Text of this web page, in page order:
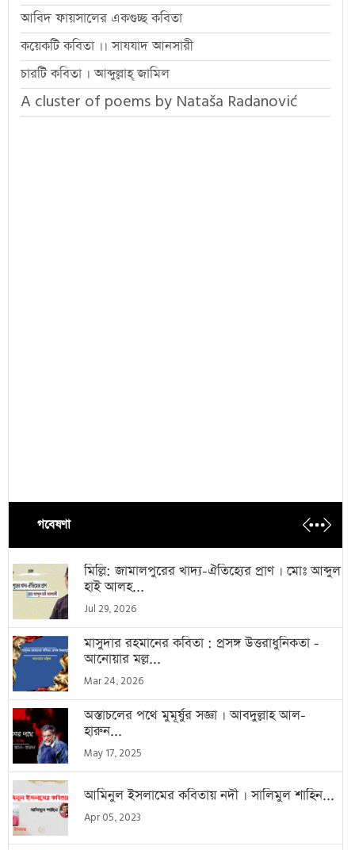
আবিদ ফায়সালের একগুচ্ছ কবিতা
কয়েকটি কবিতা ।। সাযযাদ আনসারী
চারটি কবিতা । আব্দুল্লাহ্ জামিল
A cluster of poems by Nataša Radanović
গবেষণা
মিল্লি: জামালপুরের খাদ্য-ঐতিহ্যের প্রাণ । মোঃ আব্দুল
হাই আলহ...
Jul 29, 2026
মাসুদার রহমানের কবিতা : প্রসঙ্গ উত্তরাধুনিকতা -
আনোয়ার মল্ল...
Mar 24, 2026
অস্তাচলের পথে মুমূর্ষুর সজ্ঞা । আবদুল্লাহ আল-
হারুন...
May 17, 2025
আমিনুল ইসলামের কবিতায় নদী । সালিমুল শাহিন...
Apr 05, 2023